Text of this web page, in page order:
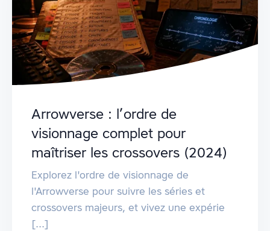
Arrowverse : l’ordre de
visionnage complet pour
maîtriser les crossovers (2024)
Explorez l'ordre de visionnage de
l'Arrowverse pour suivre les séries et
crossovers majeurs, et vivez une expérie
[...]